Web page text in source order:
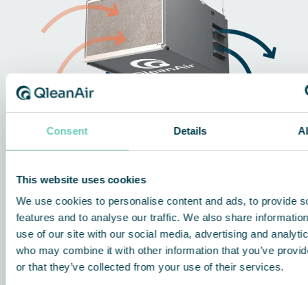
Consent Details
This website uses cookies
We use cookies to personalise content and ads, to provide
features and to analyse our traffic. We also share
use of our site with our social media, advertising and
who may combine it with other information that you’ve
or that they’ve collected from your use of their services.
1.Ilman tuloaukko
ilman tuloaukko, jotta ilmanottotilavuus olisi
mahdollisimman suuri ja suodattimen tukkeutumisriski
2.Öljypisaroiden ja -hiukkasten suodatus
Erityisen öljysumun suodatusjärjestelmän avulla öljypisarat
ja -hiukkaset poistetaan tehokkaasti ilmasta.